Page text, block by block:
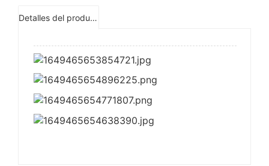
Detalles del producto